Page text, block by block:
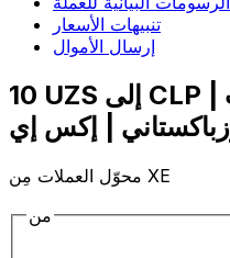
تنبيهات الأسعار
إرسال الأموال
10 UZS إلى CLP | حوِّل - إلى عملات
محوّل العملات مِن XE
من